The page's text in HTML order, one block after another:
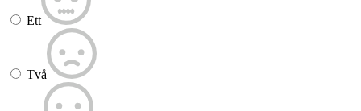
Ett
Två